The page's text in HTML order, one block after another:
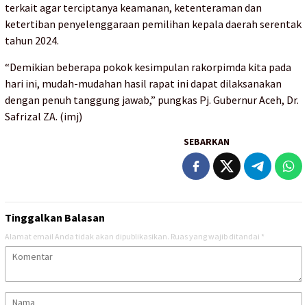
terkait agar terciptanya keamanan, ketenteraman dan
ketertiban penyelenggaraan pemilihan kepala daerah serentak
tahun 2024.
“Demikian beberapa pokok kesimpulan rakorpimda kita pada
hari ini, mudah-mudahan hasil rapat ini dapat dilaksanakan
dengan penuh tanggung jawab,” pungkas Pj. Gubernur Aceh, Dr.
Safrizal ZA. (imj)
SEBARKAN
Tinggalkan Balasan
Alamat email Anda tidak akan dipublikasikan. Ruas yang wajib ditandai *